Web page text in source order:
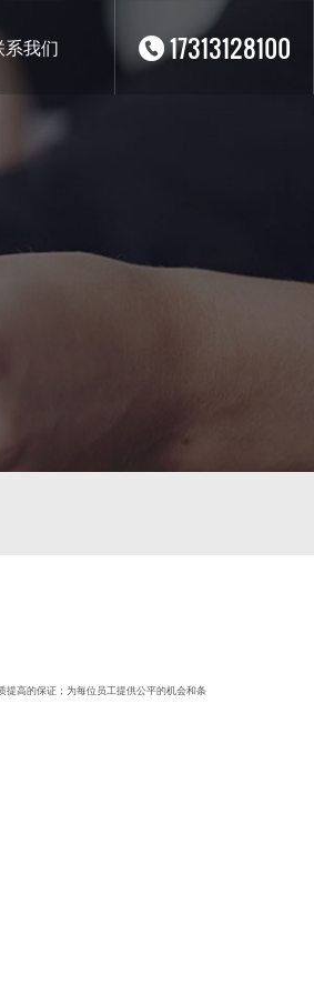
系我们 17313128100
提高的保证；为每位员工提供公平的机会和条